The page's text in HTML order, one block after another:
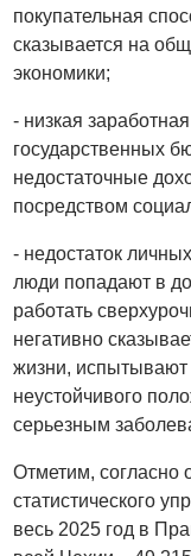
покупательная
сказывается на
экономики;
- низкая
государственных
недостаточные
посредством
- недостаток
люди попадают в
работать
негативно
жизни, испытывают
неустойчивого
серьезным
Отметим,
статистического
весь 2025 год в